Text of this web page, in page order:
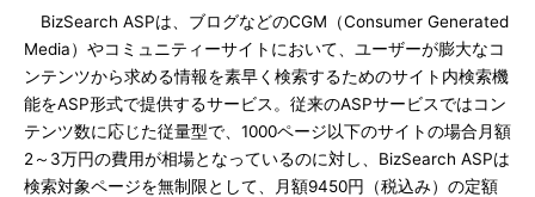
BizSearch ASPは、ブログなどのCGM（Consumer Generated
Media）やコミュニティーサイトにおいて、ユーザーが膨大なコ
ンテンツから求める情報を素早く検索するためのサイト内検索機
能をASP形式で提供するサービス。従来のASPサービスではコン
テンツ数に応じた従量型で、1000ページ以下のサイトの場合月額
2～3万円の費用が相場となっているのに対し、BizSearch ASPは
検索対象ページを無制限として、月額9450円（税込み）の定額